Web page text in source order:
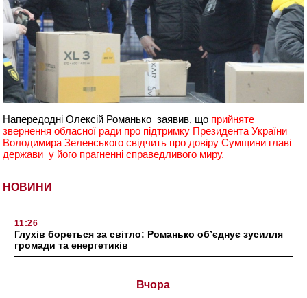
НОВИНИ
11:26
Глухів бореться за світло: Романько об’єднує зусилля
громади та енергетиків
Вчора
Напередодні Олексій Романько заявив, що прийняте
звернення обласної ради про підтримку Президента України
Володимира Зеленського свідчить про довіру Сумщини главі
держави у його прагненні справедливого миру.